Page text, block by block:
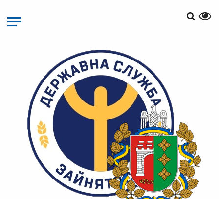
основного
матеріалу